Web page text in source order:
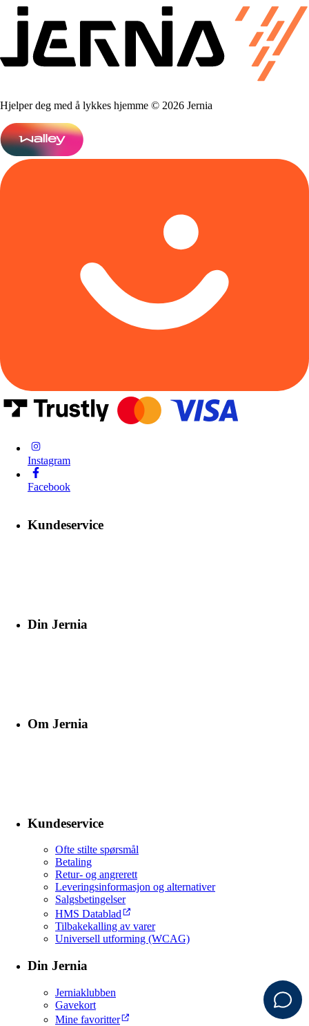
Hjelper deg med å lykkes hjemme © 2026 Jernia
Instagram
Facebook
Kundeservice
Din Jernia
Om Jernia
Kundeservice
Ofte stilte spørsmål
Betaling
Retur- og angrerett
Leveringsinformasjon og alternativer
Salgsbetingelser
HMS Datablad
Tilbakekalling av varer
Universell utforming (WCAG)
Din Jernia
Jerniaklubben
Gavekort
Mine favoritter